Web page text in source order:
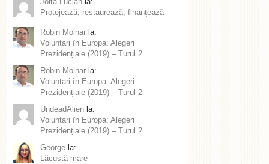
Protejează, restaurează, finanțează
Robin Molnar la:
Voluntari în Europa: Alegeri
Prezidențiale (2019) – Turul 2
Robin Molnar la:
Voluntari în Europa: Alegeri
Prezidențiale (2019) – Turul 2
UndeadAlien la:
Voluntari în Europa: Alegeri
Prezidențiale (2019) – Turul 2
George la:
Lăcustă mare